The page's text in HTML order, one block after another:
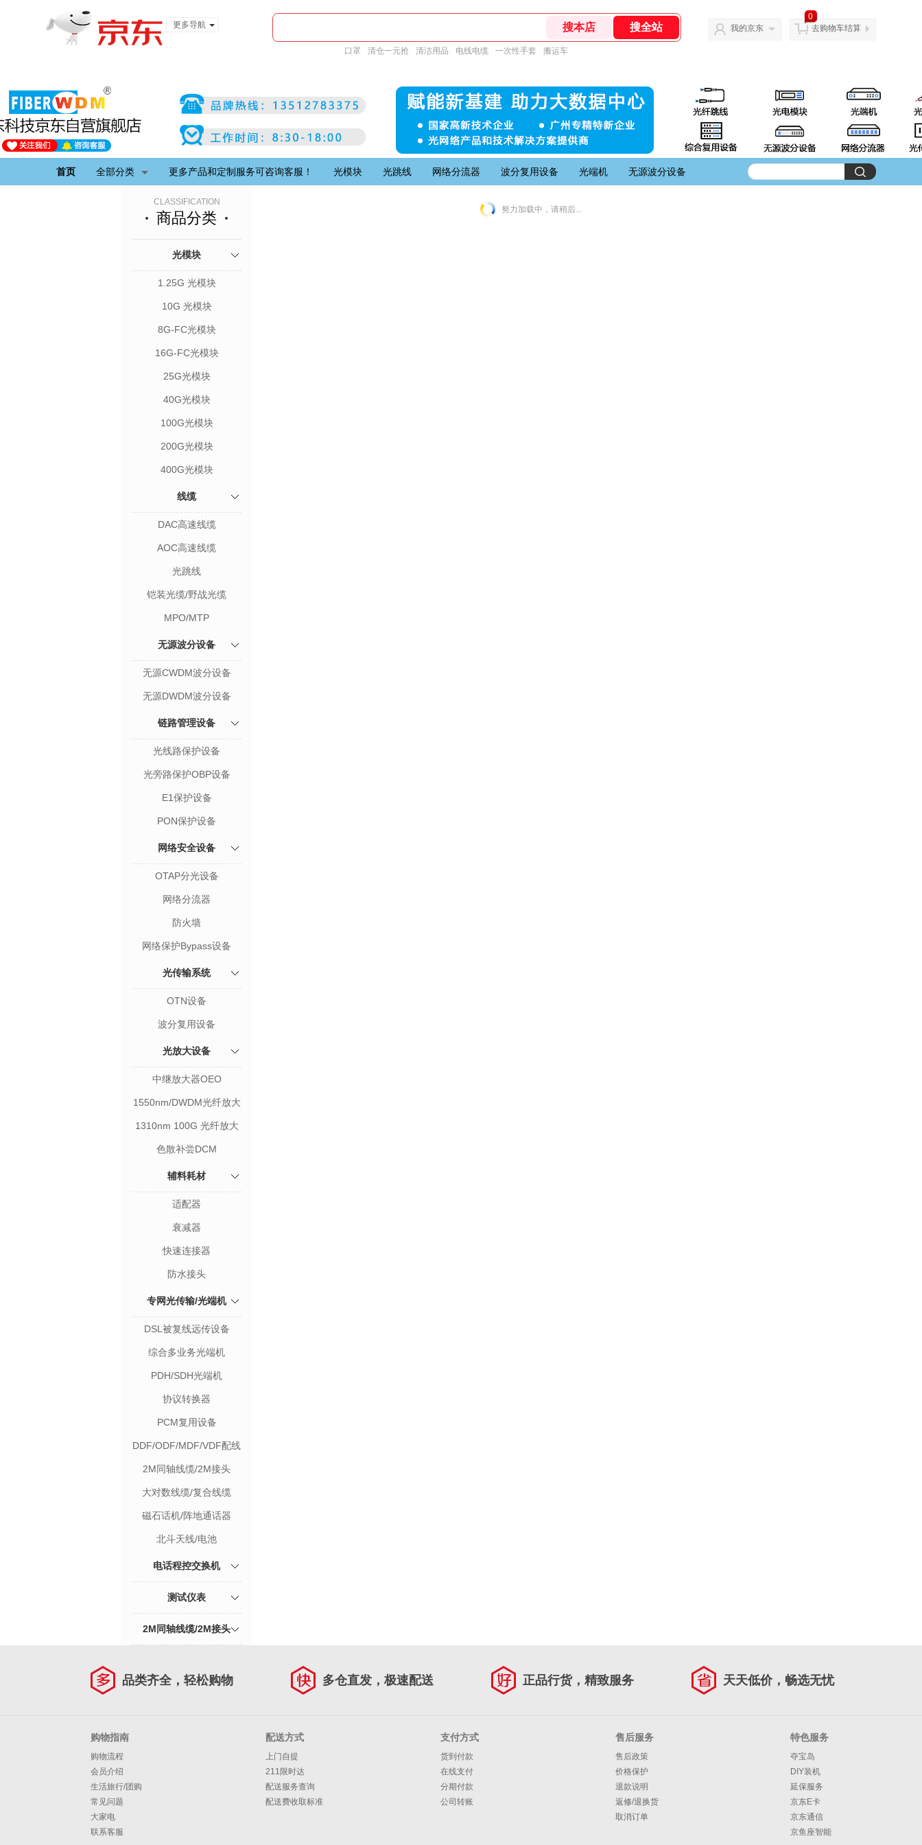
更多导航
口罩 清仓一元抢 清洁用品 电线电缆 一次性手套 搬运车
我的京东
0
去购物车结算
首页 全部分类 更多产品和定制服务可咨询客服！ 光模块 光跳线 网络分流器 波分复用设备 光端机 无源波分设备
CLASSIFICATION
商品分类
光模块
1.25G 光模块
10G 光模块
8G-FC光模块
16G-FC光模块
25G光模块
40G光模块
100G光模块
200G光模块
400G光模块
线缆
DAC高速线缆
AOC高速线缆
光跳线
铠装光缆/野战光缆
MPO/MTP
无源波分设备
无源CWDM波分设备
无源DWDM波分设备
链路管理设备
光线路保护设备
光旁路保护OBP设备
E1保护设备
PON保护设备
网络安全设备
OTAP分光设备
网络分流器
防火墙
网络保护Bypass设备
光传输系统
OTN设备
波分复用设备
光放大设备
中继放大器OEO
1550nm/DWDM光纤放大
1310nm 100G 光纤放大
器SOA
色散补尝DCM
辅料耗材
适配器
衰减器
快速连接器
防水接头
专网光传输/光端机
DSL被复线远传设备
综合多业务光端机
PDH/SDH光端机
协议转换器
PCM复用设备
DDF/ODF/MDF/VDF配线
2M同轴线缆/2M接头
大对数线缆/复合线缆
磁石话机/阵地通话器
北斗天线/电池
电话程控交换机
测试仪表
2M同轴线缆/2M接头
努力加载中，请稍后...
品类齐全，轻松购物 多仓直发，极速配送 正品行货，精致服务 天天低价，畅选无忧
购物指南
购物流程
会员介绍
生活旅行/团购
常见问题
大家电
联系客服
配送方式
上门自提
211限时达
配送服务查询
配送费收取标准
支付方式
货到付款
在线支付
分期付款
公司转账
售后服务
售后政策
价格保护
退款说明
返修/退换货
取消订单
特色服务
夺宝岛
DIY装机
延保服务
京东E卡
京东通信
京鱼座智能